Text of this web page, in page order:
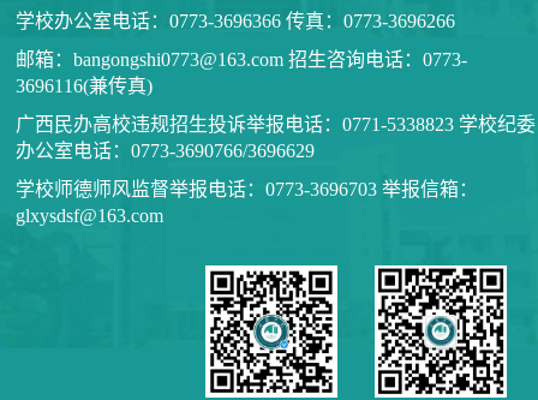
学校办公室电话：0773-3696366 传真：0773-3696266
邮箱：bangongshi0773@163.com 招生咨询电话：0773-
3696116(兼传真)
广西民办高校违规招生投诉举报电话：0771-5338823 学校纪委
办公室电话：0773-3690766/3696629
学校师德师风监督举报电话：0773-3696703 举报信箱：
glxysdsf@163.com